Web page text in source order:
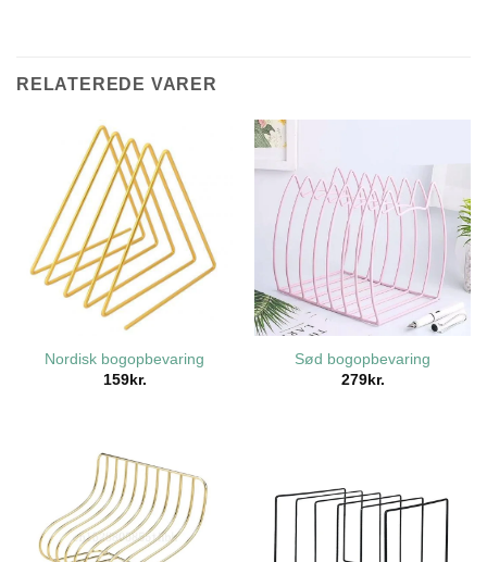
RELATEREDE VARER
Nordisk bogopbevaring
159kr.
Sød bogopbevaring
279kr.